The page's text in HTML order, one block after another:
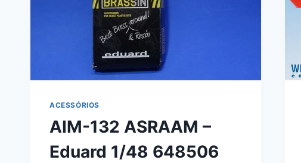
ACESSÓRIOS
AIM-132 ASRAAM –
Eduard 1/48 648506